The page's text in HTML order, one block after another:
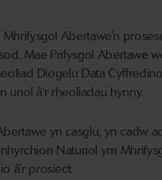
Abertawe'n
Mae Prifysgol Abertawe
Diogelu Data
unol â'r rheoliadau hynny.
yn casglu, yn cadw
Naturiol ym
â'r prosiect.